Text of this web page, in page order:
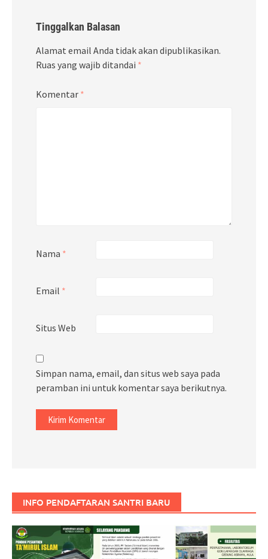
Tinggalkan Balasan
Alamat email Anda tidak akan dipublikasikan.
Ruas yang wajib ditandai *
Komentar *
Nama *
Email *
Situs Web
Simpan nama, email, dan situs web saya pada
peramban ini untuk komentar saya berikutnya.
INFO PENDAFTARAN SANTRI BARU